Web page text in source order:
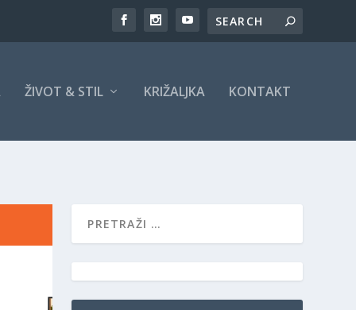
ŽIVOT & STIL KRIŽALJKA KONTAKT